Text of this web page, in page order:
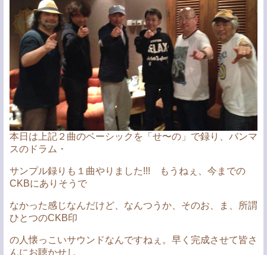
本日は上記２曲のベーシックを「せ〜の」で録り、バンマ
スのドラム・
サンプル録りも１曲やりました!!! もうねぇ、今までの
CKBにありそうで
なかった感じなんだけど、なんつうか、そのお、ま、所謂
ひとつのCKB印
の人懐っこいサウンドなんですねぇ。早く完成させて皆さ
んにお聴かせし